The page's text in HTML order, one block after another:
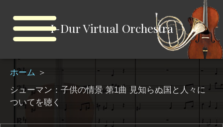
I-Dur Virtual Orchestra
ホーム ＞
シューマン：子供の情景 第1曲 見知らぬ国と人々に
ついてを聴く